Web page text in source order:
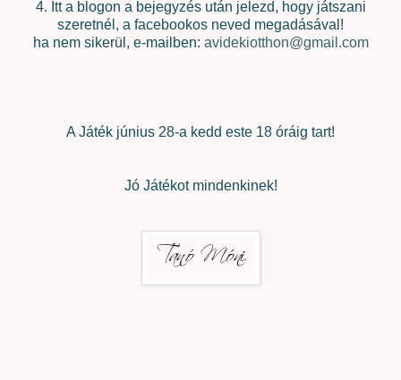
4. Itt a blogon a bejegyzés után jelezd, hogy játszani
szeretnél, a facebookos neved megadásával!
ha nem sikerül, e-mailben: avidekiotthon@gmail.com
A Játék június 28-a kedd este 18 óráig tart!
Jó Játékot mindenkinek!